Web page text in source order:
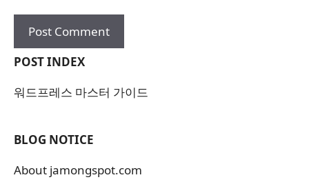
POST INDEX
워드프레스 마스터 가이드
BLOG NOTICE
About jamongspot.com